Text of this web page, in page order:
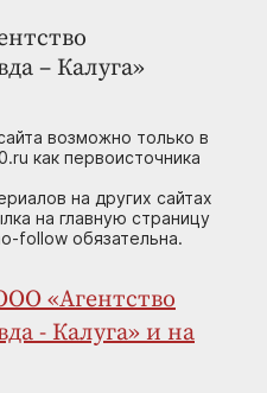
– Калуга»
возможно только в
как первоисточника
на других сайтах
на главную страницу
follow обязательна.
«Агентство
- Калуга» и на